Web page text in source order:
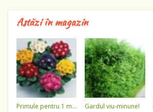
Astăzi în magazin
primule pentru 1 martie 3,5 lei / ghiveci !!!! gardul viu-minune!